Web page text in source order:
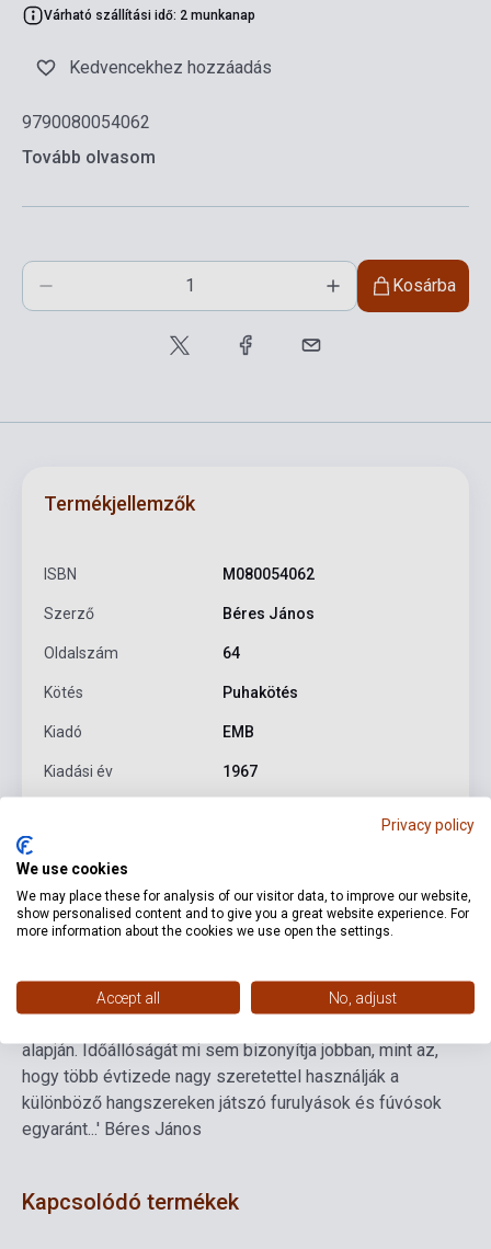
Várható szállítási idő: 2 munkanap
Kedvencekhez hozzáadás
9790080054062
Tovább olvasom
Kosárba
Termékjellemzők
ISBN M080054062
Szerző Béres János
Oldalszám 64
Kötés Puhakötés
Kiadó EMB
Kiadási év 1967
Részletes leírás Kapcsolódó linkek Vélemények
'...Ez a furulyaiskola 1965-ben készült, a magyar
alapján. Időállóságát mi sem bizonyítja jobban, mint az,
hogy több évtizede nagy szeretettel használják a
különböző hangszereken játszó furulyások és fúvósok
egyaránt...' Béres János
Kapcsolódó termékek
Privacy policy
We use cookies
We may place these for analysis of our visitor data, to improve our website,
show personalised content and to give you a great website experience. For
more information about the cookies we use open the settings.
Accept all No, adjust